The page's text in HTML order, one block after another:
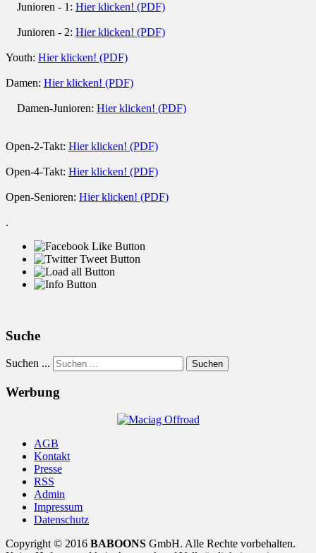
Junioren - 1: Hier klicken! (PDF)
Junioren - 2: Hier klicken! (PDF)
Youth: Hier klicken! (PDF)
Damen: Hier klicken! (PDF)
Damen-Junioren: Hier klicken! (PDF)
Open-2-Takt: Hier klicken! (PDF)
Open-4-Takt: Hier klicken! (PDF)
Open-Senioren: Hier klicken! (PDF)
.
Suche
Suchen ... Suchen
Werbung
AGB
Kontakt
Presse
RSS
Admin
Impressum
Datenschutz
Copyright © 2016 BABOONS GmbH. Alle Rechte vorbehalten.